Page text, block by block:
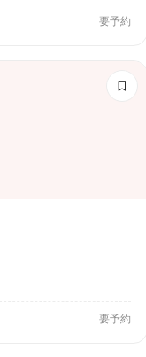
要予約
要予約